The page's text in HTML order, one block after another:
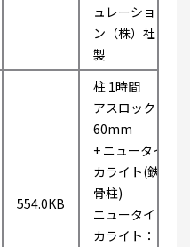
ュレーショ
ン（株）社
製
554.0KB
柱 1時間
アスロック
60mm
+ ニュータイ
カライト(鉄
骨柱)
ニュータイ
カライト：